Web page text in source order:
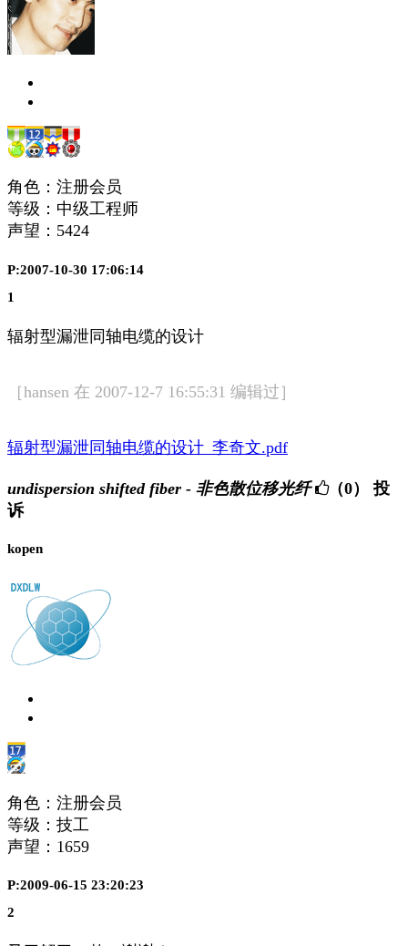
角色：注册会员
等级：中级工程师
声望： 5424
P:2007-10-30 17:06:14
1
辐射型漏泄同轴电缆的设计
［hansen 在 2007-12-7 16:55:31 编辑过］
辐射型漏泄同轴电缆的设计_李奇文.pdf
undispersion shifted fiber - 非色散位移光纤 （0）
投
诉
kopen
角色：注册会员
等级：技工
声望： 1659
P:2009-06-15 23:20:23
2